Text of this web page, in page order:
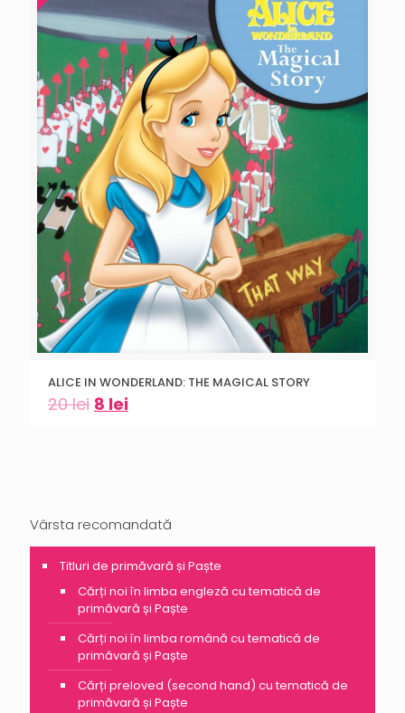
ALICE IN WONDERLAND: THE MAGICAL STORY
20lei 8 lei
Vârsta recomandată
Titluri de primăvară și Paște
Cărți noi în limba engleză cu tematică de
primăvară și Paște
Cărți noi în limba română cu tematică de
primăvară și Paște
Cărți preloved (second hand) cu tematică de
primăvară și Paște